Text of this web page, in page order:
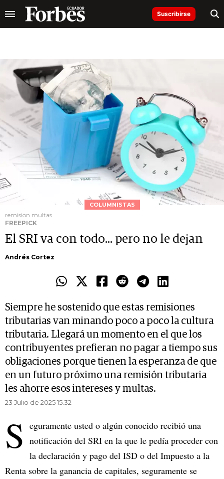
Suscribirse
COLUMNISTAS
remision multas
FREEPICK
El SRI va con todo... pero no le dejan
Andrés Cortez
Siempre he sostenido que estas remisiones
tributarias van minando poco a poco la cultura
tributaria. Llegará un momento en el que los
contribuyentes prefieran no pagar a tiempo sus
obligaciones porque tienen la esperanza de que
en un futuro próximo una remisión tributaria
les ahorre esos intereses y multas.
23 Julio de 2025 15.32
S eguramente usted o algún conocido recibió una
notificación del SRI en la que le pedía proceder con
la declaración y pago del ISD o del Impuesto a la
Renta sobre la ganancia de capitales, seguramente se